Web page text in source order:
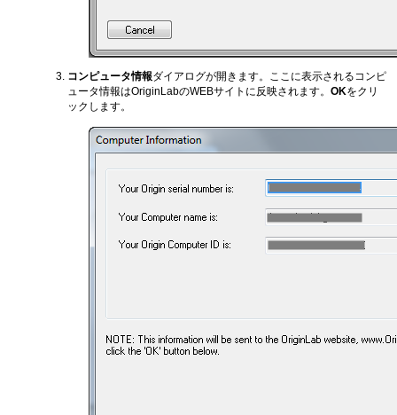
コンピュータ情報ダイアログが開きます。ここに表示されるコンピ
ュータ情報はOriginLabのWEBサイトに反映されます。 OKをクリ
ックします。